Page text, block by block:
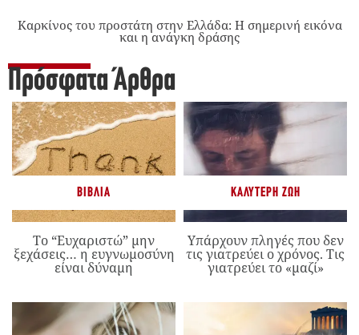
Καρκίνος του προστάτη στην Ελλάδα: Η σημερινή εικόνα
και η ανάγκη δράσης
Πρόσφατα Άρθρα
ΒΙΒΛΊΑ
Το “Ευχαριστώ” μην
ξεχάσεις… η ευγνωμοσύνη
είναι δύναμη
ΚΑΛΎΤΕΡΗ ΖΩΉ
Υπάρχουν πληγές που δεν
τις γιατρεύει ο χρόνος. Τις
γιατρεύει το «μαζί»